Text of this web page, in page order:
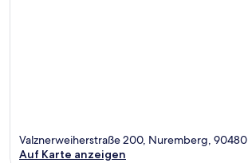
Valznerweiherstraße 200, Nuremberg, 90480
Auf Karte anzeigen